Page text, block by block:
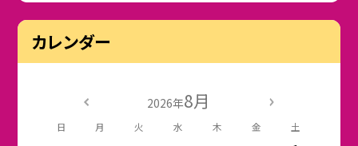
カレンダー
2026年8月
日 月 火 水 木 金 土